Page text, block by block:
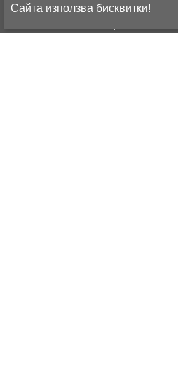
Запишете се за известия за
Сайта използва бисквитки!